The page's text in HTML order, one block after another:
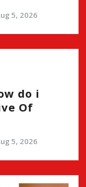
5, 2026
do i
Of
5, 2026